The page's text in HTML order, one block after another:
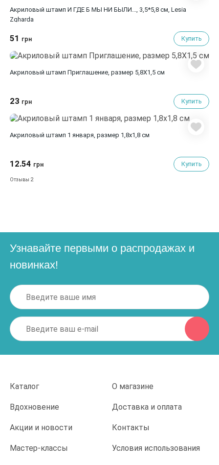
Акриловый штамп И ГДЕ Б МЫ НИ БЫЛИ..., 3,5*5,8 см, Lesia
Zgharda
51 грн Купить
Акриловый штамп Приглашение, размер 5,8X1,5 см
23 грн Купить
Акриловый штамп 1 января, размер 1,8х1,8 см
12.54 грн Купить
Отзывы 2
Узнавайте первыми о распродажах и
новинках!
Каталог О магазине
Вдохновение Доставка и оплата
Акции и новости Контакты
Мастер-классы Условия использования